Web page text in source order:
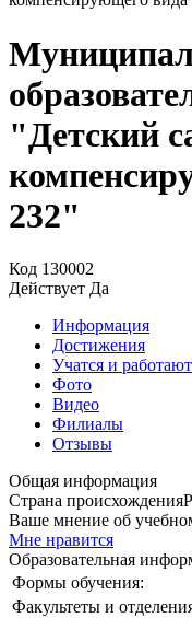
"Детский
232"
Код 130002
Действует Да
Информация
Достижения
Учатся и работают
Фото
Видео
Филиалы
Отзывы
Общая информация
Страна происхождения
Ваше мнение об
Мне нравится
Образовательная
Формы обучения:
Факультеты и